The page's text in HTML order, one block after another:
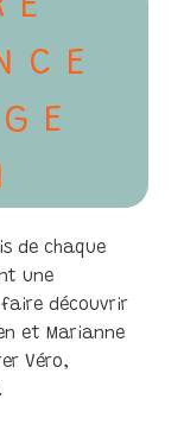
de chaque
une
faire découvrir
et Marianne
Véro,